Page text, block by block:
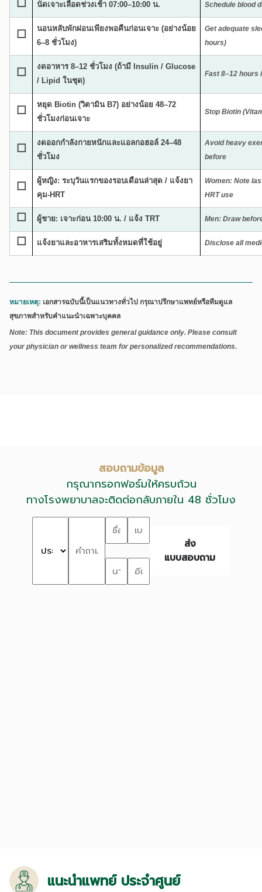
☐ นัดเจาะเลือดช่วงเช้า 07:00–10:00 น. Schedule blood
☐
นอนหลับพักผ่อนเพียงพอคืนก่อนเจาะ (อย่างน้อย
6–8 ชั่วโมง)
Get adequate
hours)
☐
งดอาหาร 8–12 ชั่วโมง (ถ้ามี Insulin / Glucose
/ Lipid ในชุด)
Fast 8–12 hours
☐
หยุด Biotin (วิตามิน B7) อย่างน้อย 48–72
ชั่วโมงก่อนเจาะ
Stop Biotin
☐
งดออกกำลังกายหนักและแอลกอฮอล์ 24–48
ชั่วโมง
Avoid heavy
before
☐
ผู้หญิง: ระบุวันแรกของรอบเดือนล่าสุด / แจ้งยา
คุม-HRT
Women: Note
HRT use
☐ ผู้ชาย: เจาะก่อน 10:00 น. / แจ้ง TRT Men: Draw
☐ แจ้งยาและอาหารเสริมทั้งหมดที่ใช้อยู่ Disclose all
หมายเหตุ: เอกสารฉบับนี้เป็นแนวทางทั่วไป กรุณาปรึกษาแพทย์หรือทีมดูแล
สุขภาพสำหรับคำแนะนำเฉพาะบุคคล
Note: This document provides general guidance only. Please consult
your physician or wellness team for personalized recommendations.
สอบถามข้อมูล
กรุณากรอกฟอร์มให้ครบถ้วน
ทางโรงพยาบาลจะติดต่อกลับภายใน 48 ชั่วโมง
ส่ง
แบบสอบถาม
แนะนำแพทย์ ประจำศูนย์